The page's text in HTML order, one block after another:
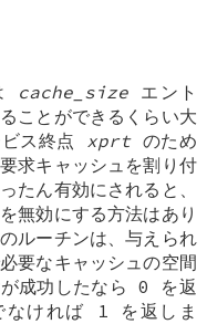
cache_size エント
ことができるくらい大
ス終点 xprtのため
求キャッシュを割り付
たん有効にされると、
無効にする方法はあり
ルーチンは、与えられ
要なキャッシュの空間
成功したなら 0 を返
なければ 1 を返しま